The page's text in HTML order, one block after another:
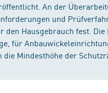
An der
und
den Hausgebrauch fest.
für
Mindesthöhe der